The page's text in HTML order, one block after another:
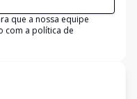
que a nossa equipe
com a política de